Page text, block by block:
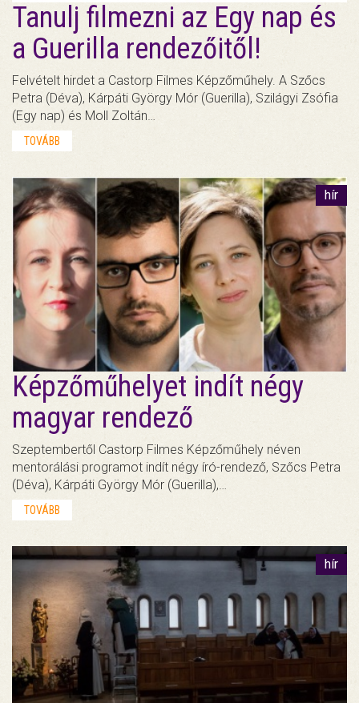
Tanulj filmezni az Egy nap és
a Guerilla rendezőitől!
Felvételt hirdet a Castorp Filmes Képzőműhely. A Szőcs
Petra (Déva), Kárpáti György Mór (Guerilla), Szilágyi Zsófia
(Egy nap) és Moll Zoltán…
TOVÁBB
hír
Képzőműhelyet indít négy
magyar rendező
Szeptembertől Castorp Filmes Képzőműhely néven
mentorálási programot indít négy író-rendező, Szőcs Petra
(Déva), Kárpáti György Mór (Guerilla),…
TOVÁBB
hír